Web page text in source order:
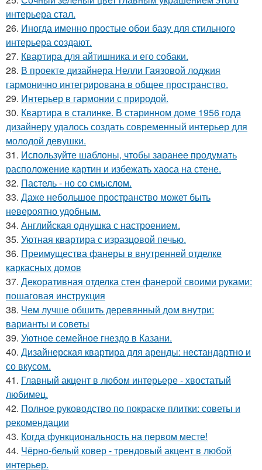
интерьера стал.
26. Иногда именно простые обои базу для стильного
интерьера создают.
27. Квартира для айтишника и его собаки.
28. В проекте дизайнера Нелли Гаязовой лоджия
гармонично интегрирована в общее пространство.
29. Интерьер в гармонии с природой.
30. Квартира в сталинке. В старинном доме 1956 года
дизайнеру удалось создать современный интерьер для
молодой девушки.
31. Используйте шаблоны, чтобы заранее продумать
расположение картин и избежать хаоса на стене.
32. Пастель - но со смыслом.
33. Даже небольшое пространство может быть
невероятно удобным.
34. Английская однушка с настроением.
35. Уютная квартира с изразцовой печью.
36. Преимущества фанеры в внутренней отделке
каркасных домов
37. Декоративная отделка стен фанерой своими руками:
пошаговая инструкция
38. Чем лучше обшить деревянный дом внутри:
варианты и советы
39. Уютное семейное гнездо в Казани.
40. Дизайнерская квартира для аренды: нестандартно и
со вкусом.
41. Главный акцент в любом интерьере - хвостатый
любимец.
42. Полное руководство по покраске плитки: советы и
рекомендации
43. Когда функциональность на первом месте!
44. Чёрно-белый ковер - трендовый акцент в любой
интерьер.